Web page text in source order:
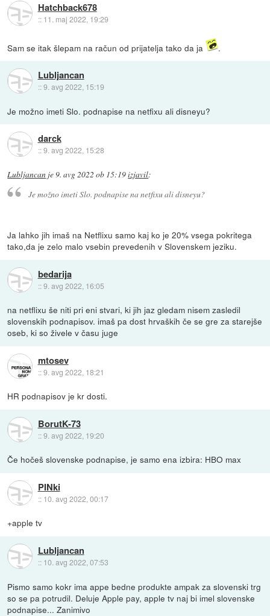
Hatchback678
:: 11. maj 2022, 19:29
Sam se itak šlepam na račun od prijatelja tako da ja .
Lubljancan
::9. avg 2022, 15:19
Je možno imeti Slo. podnapise na netfixu ali disneyu?
darck
::9. avg 2022, 15:28
Lubljancan je9. avg 2022 ob 15:19izjavil:
Je možno imeti Slo. podnapise na netfixu ali disneyu?
Ja lahko jih imaš na Netflixu samo kaj ko je 20% vsega pokritega
tako,da je zelo malo vsebin prevedenih v Slovenskem jeziku.
bedarija
::9. avg 2022, 16:05
na netflixu še niti pri eni stvari, ki jih jaz gledam nisem zasledil
slovenskih podnapisov. imaš pa dost hrvaških če se gre za starejše
oseb, ki so živele v času juge
mtosev
::9. avg 2022, 18:21
HR podnapisov je kr dosti.
BorutK-73
::9. avg 2022, 19:20
Če hočeš slovenske podnapise, je samo ena izbira: HBO max
PINki
:: 10. avg 2022, 00:17
+apple tv
Lubljancan
:: 10. avg 2022, 07:53
Pismo samo kokr ima appe bedne produkte ampak za slovenski trg
so se pa potrudil. Deluje Apple pay, apple tv naj bi imel slovenske
podnapise... Zanimivo